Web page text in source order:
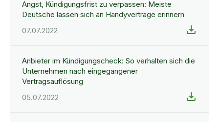
Angst, Kündigungsfrist zu verpassen: Meiste
Deutsche lassen sich an Handyverträge erinnern
07.07.2022
Anbieter im Kündigungscheck: So verhalten sich die
Unternehmen nach eingegangener
Vertragsauflösung
05.07.2022